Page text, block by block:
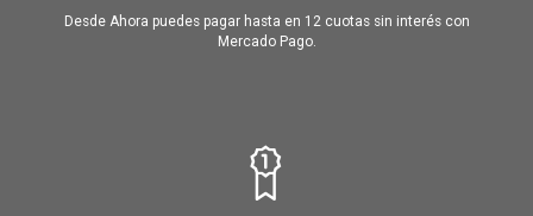
Desde Ahora puedes pagar hasta en 12 cuotas sin interés con
Mercado Pago.